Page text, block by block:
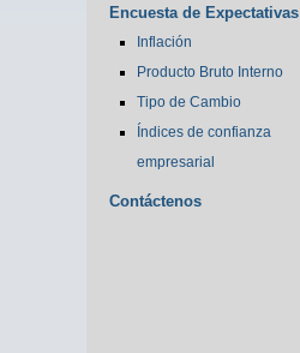
Encuesta de Expectativas
Inflación
Producto Bruto Interno
Tipo de Cambio
Índices de confianza
empresarial
Contáctenos